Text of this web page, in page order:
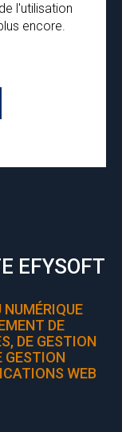
l'utilisation
encore.
EFYSOFT
NUMÉRIQUE
DE
DE GESTION
GESTION
WEB